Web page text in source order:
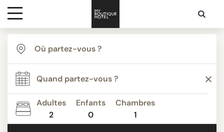
Destinations
Inspiration
Media
Adultes
2
Enfants
0
Chambres
1
TYPE
Bed & Breakfast
Boutique Hotels de Luxe
Boutique Hôtels
Hotels de Luxe & Palaces